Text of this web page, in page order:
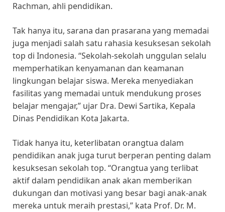
Rachman, ahli pendidikan.
Tak hanya itu, sarana dan prasarana yang memadai
juga menjadi salah satu rahasia kesuksesan sekolah
top di Indonesia. “Sekolah-sekolah unggulan selalu
memperhatikan kenyamanan dan keamanan
lingkungan belajar siswa. Mereka menyediakan
fasilitas yang memadai untuk mendukung proses
belajar mengajar,” ujar Dra. Dewi Sartika, Kepala
Dinas Pendidikan Kota Jakarta.
Tidak hanya itu, keterlibatan orangtua dalam
pendidikan anak juga turut berperan penting dalam
kesuksesan sekolah top. “Orangtua yang terlibat
aktif dalam pendidikan anak akan memberikan
dukungan dan motivasi yang besar bagi anak-anak
mereka untuk meraih prestasi,” kata Prof. Dr. M.